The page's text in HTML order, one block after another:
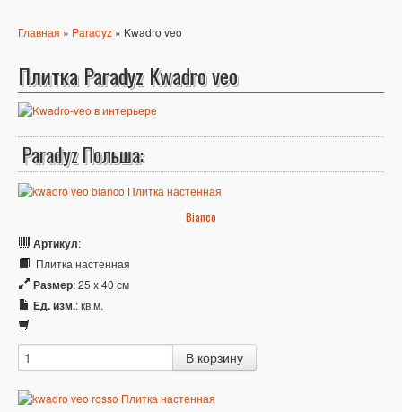
Главная » Paradyz » Kwadro veo
Плитка Paradyz Kwadro veo
Paradyz Польша:
Bianco
Артикул:
Плитка настенная
Размер: 25 x 40 см
Ед. изм.: кв.м.